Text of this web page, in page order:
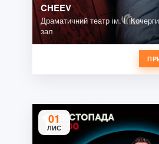
CHEEV
Драматичний театр ім. І.
зал
01
ЛИС